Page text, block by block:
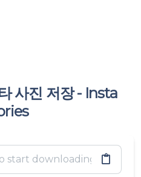
사진 저장 - Insta